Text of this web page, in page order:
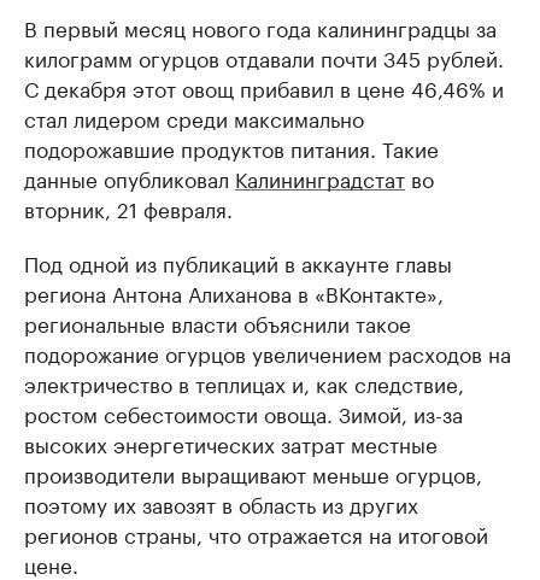
В первый месяц нового года калининградцы за
килограмм огурцов отдавали почти 345 рублей.
С декабря этот овощ прибавил в цене 46,46% и
стал лидером среди максимально
подорожавшие продуктов питания. Такие
данные опубликовал Калининградстат во
вторник, 21 февраля.
Под одной из публикаций в аккаунте главы
региона Антона Алиханова в «ВКонтакте»,
региональные власти объяснили такое
подорожание огурцов увеличением расходов на
электричество в теплицах и, как следствие,
ростом себестоимости овоща. Зимой, из-за
высоких энергетических затрат местные
производители выращивают меньше огурцов,
поэтому их завозят в область из других
регионов страны, что отражается на итоговой
цене.